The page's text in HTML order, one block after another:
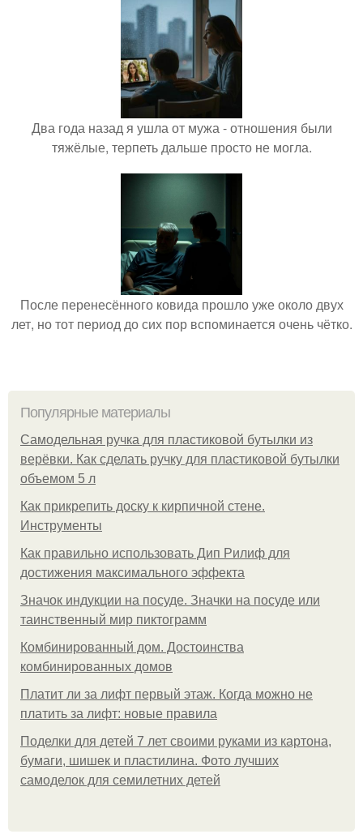
Два года назад я ушла от мужа - отношения были
тяжёлые, терпеть дальше просто не могла.
После перенесённого ковида прошло уже около двух
лет, но тот период до сих пор вспоминается очень чётко.
Популярные материалы
Самодельная ручка для пластиковой бутылки из
верёвки. Как сделать ручку для пластиковой бутылки
объемом 5 л
Как прикрепить доску к кирпичной стене.
Инструменты
Как правильно использовать Дип Рилиф для
достижения максимального эффекта
Значок индукции на посуде. Значки на посуде или
таинственный мир пиктограмм
Комбинированный дом. Достоинства
комбинированных домов
Платит ли за лифт первый этаж. Когда можно не
платить за лифт: новые правила
Поделки для детей 7 лет своими руками из картона,
бумаги, шишек и пластилина. Фото лучших
самоделок для семилетних детей